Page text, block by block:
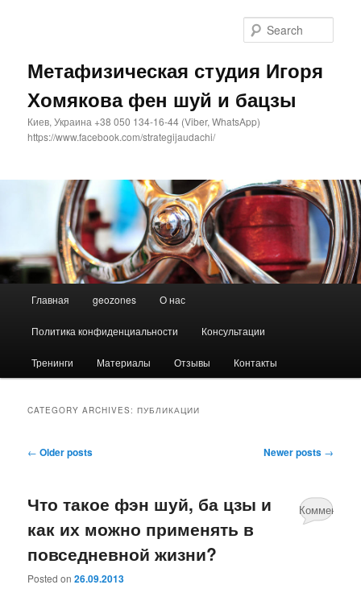
Метафизическая студия Игоря
Хомякова фен шуй и бацзы
Киев, Украина +38 050 134-16-44 (Viber, WhatsApp)
https://www.facebook.com/strategijaudachi/
Skip
to
primary
content
Skip
to
secondary
content
Главная geozones О нас
Политика конфиденциальности Консультации
Тренинги Материалы Отзывы Контакты
CATEGORY ARCHIVES:ПУБЛИКАЦИИ
Post
← Older posts Newer posts →
Что такое фэн шуй, ба цзы и
как их можно применять в
повседневной жизни?
Posted on26.09.2013